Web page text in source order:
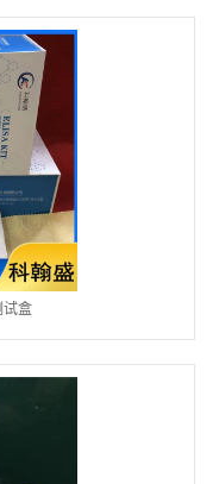
试盒